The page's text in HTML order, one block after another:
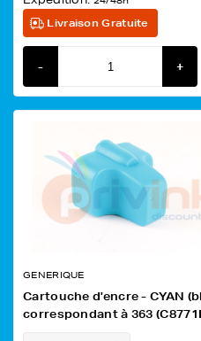
Livraison Gratuite
- +
GENERIQUE
Cartouche d'encre - CYAN
correspondant à 363